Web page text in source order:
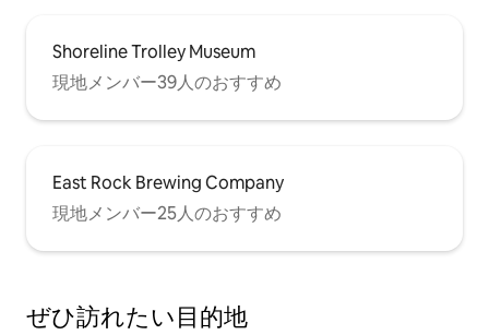
Shoreline Trolley Museum
現地メンバー39人のおすすめ
East Rock Brewing Company
現地メンバー25人のおすすめ
ぜひ訪⁠れ⁠た⁠い目⁠的⁠地